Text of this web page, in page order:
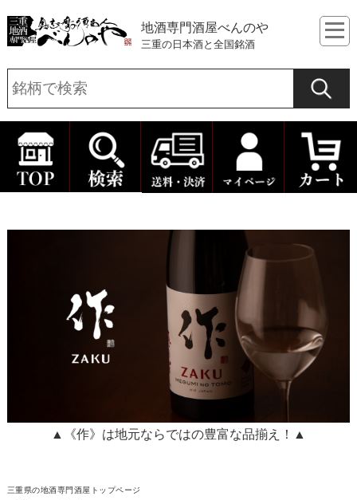
地酒専門酒屋べんのや
三重の日本酒と全国銘酒
▲《作》は地元ならではの豊富な品揃え！▲
三重県の地酒専門酒屋トップページ